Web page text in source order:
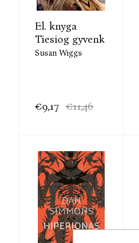
El. knyga
Tiesiog gyvenk
Susan Wiggs
€9,17 €11,46